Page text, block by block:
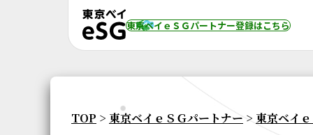
東京ベイｅＳＧパートナー登録はこちら
TOP > 東京ベイｅＳＧパートナー > 東京ベイ